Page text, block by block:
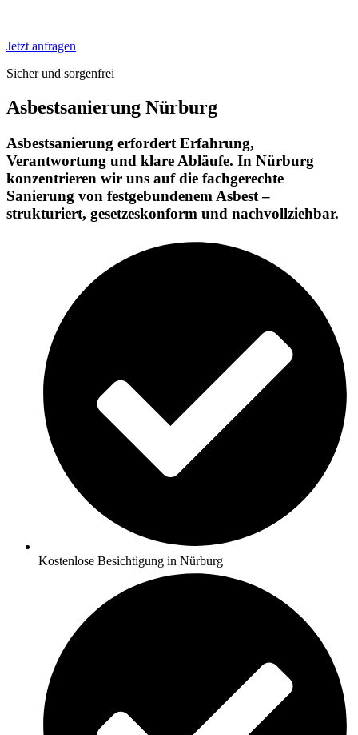
Jetzt anfragen
Sicher und sorgenfrei
Asbestsanierung Nürburg
Asbestsanierung erfordert Erfahrung,
Verantwortung und klare Abläufe. In Nürburg
konzentrieren wir uns auf die fachgerechte
Sanierung von festgebundenem Asbest –
strukturiert, gesetzeskonform und nachvollziehbar.
Kostenlose Besichtigung in Nürburg